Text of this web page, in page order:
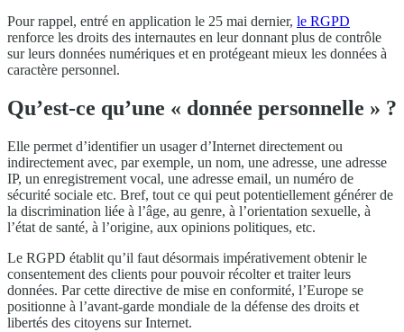
Pour rappel, entré en application le 25 mai dernier, le RGPD
renforce les droits des internautes en leur donnant plus de contrôle
sur leurs données numériques et en protégeant mieux les données à
caractère personnel.
Qu’est-ce qu’une « donnée personnelle » ?
Elle permet d’identifier un usager d’Internet directement ou
indirectement avec, par exemple, un nom, une adresse, une adresse
IP, un enregistrement vocal, une adresse email, un numéro de
sécurité sociale etc. Bref, tout ce qui peut potentiellement générer de
la discrimination liée à l’âge, au genre, à l’orientation sexuelle, à
l’état de santé, à l’origine, aux opinions politiques, etc.
Le RGPD établit qu’il faut désormais impérativement obtenir le
consentement des clients pour pouvoir récolter et traiter leurs
données. Par cette directive de mise en conformité, l’Europe se
positionne à l’avant-garde mondiale de la défense des droits et
libertés des citoyens sur Internet.